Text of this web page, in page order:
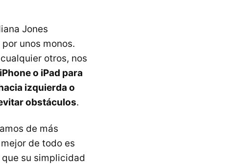
Jones
unos monos.
otros, nos
o iPad para
izquierda o
obstáculos.
de más
de todo es
su simplicidad